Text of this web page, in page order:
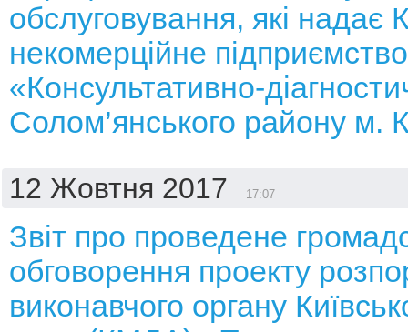
обслуговування, які надає
некомерційне підприємство
«Консультативно-
Солом’янського району м.
12 Жовтня 2017 17:07
Звіт про проведене
обговорення проекту
виконавчого органу